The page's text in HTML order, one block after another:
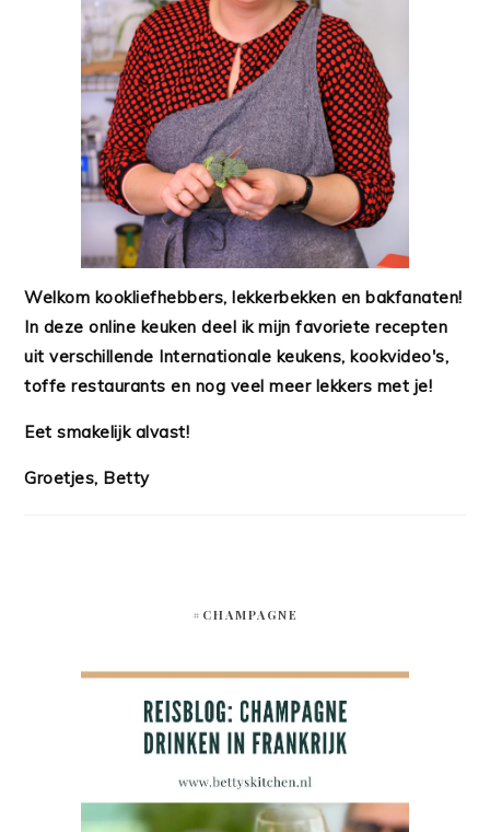
Welkom kookliefhebbers, lekkerbekken en bakfanaten!
In deze online keuken deel ik mijn favoriete recepten
uit verschillende Internationale keukens, kookvideo's,
toffe restaurants en nog veel meer lekkers met je!
Eet smakelijk alvast!
Groetjes, Betty
#CHAMPAGNE